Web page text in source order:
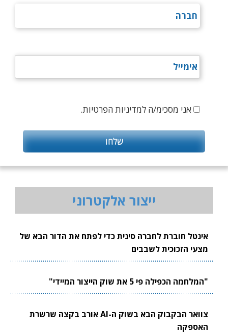
אני מסכימ/ה למדיניות הפרטיות.
ייצור אלקטרוני
אינטל חוברת לחברה סינית כדי לפתח את הדור הבא של
מצעי הזכוכית לשבבים
"המלחמה הכפילה פי 5 את שוק הייצור המיידי"
צוואר הבקבוק הבא בשוק ה-AI אורב בקצה שרשרת
האספקה